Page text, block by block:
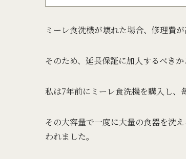
ミーレ食洗機が壊れた場合、修理費
そのため、延長保証に加入するべき
私は7年前にミーレ食洗機を購入し、
その大容量で一度に大量の食器を洗
われました。